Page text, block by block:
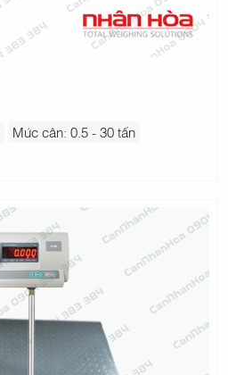
Mức cân: 0.5 - 30 tấn